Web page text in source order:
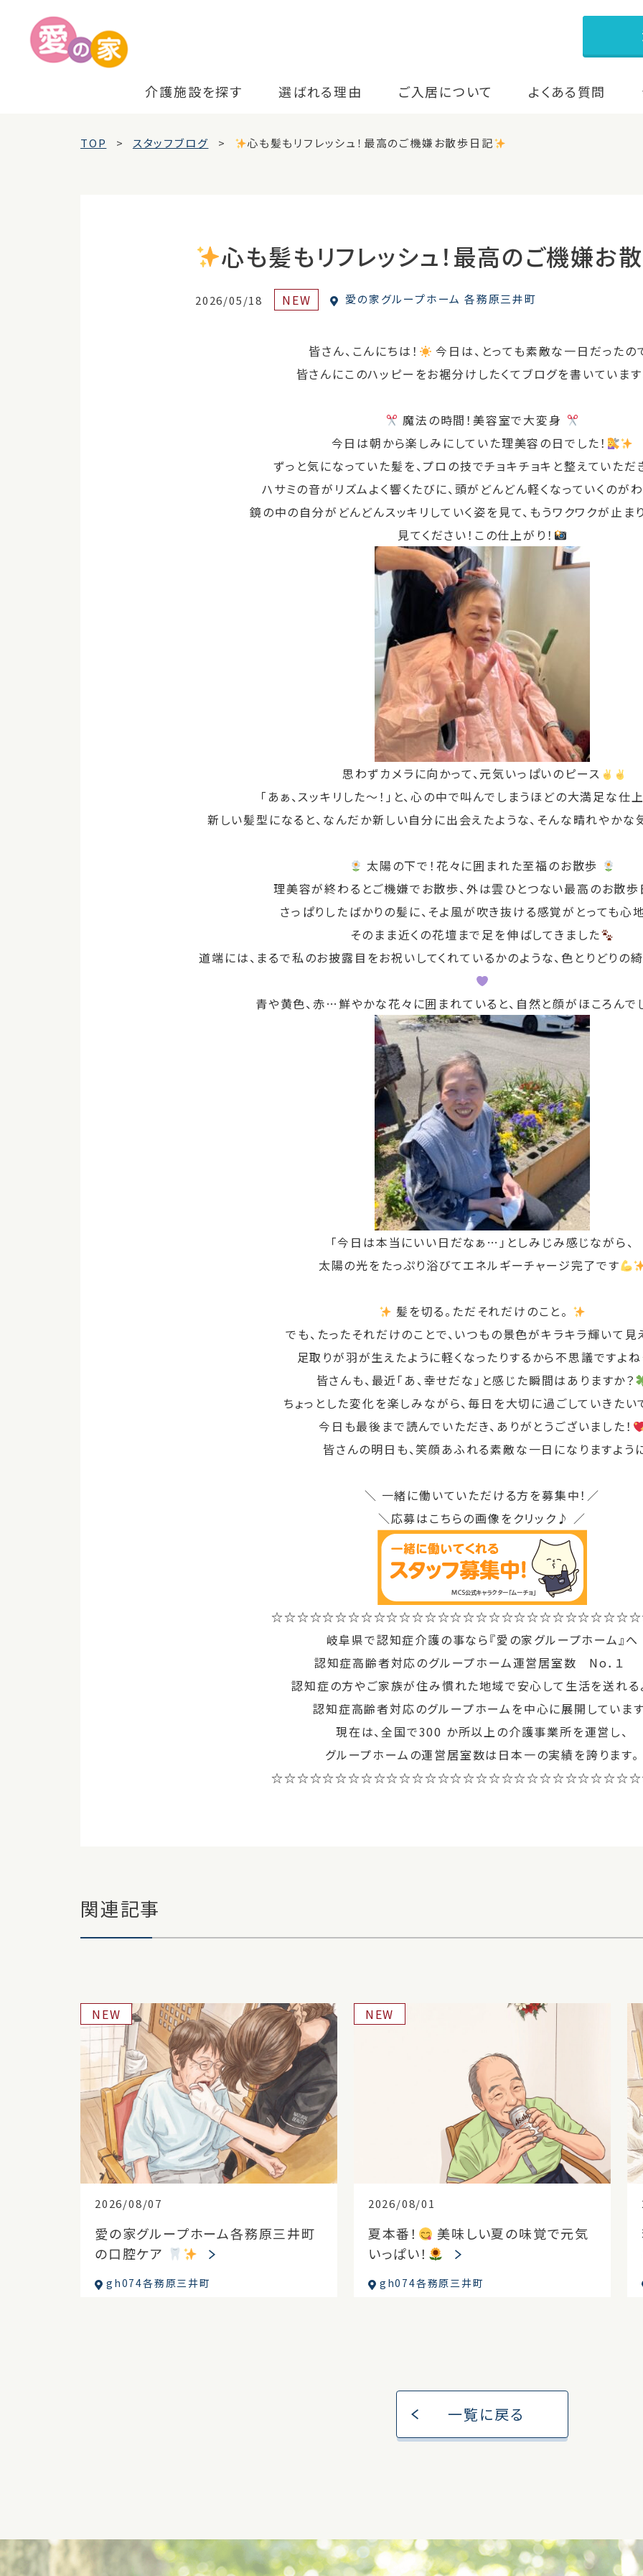
介護施設を探す 選ばれる理由 ご入居について よくある質問
TOP スタッフブログ 心も髪もリフレッシュ！最高のご機嫌お散歩日記
心も髪もリフレッシュ！最高のご機嫌お
2026/05/18 NEW 愛の家グループホーム 各務原三井町
皆さん、こんにちは！
今日は、とっても素敵な一日だったの
皆さんにこのハッピーをお裾分けしたくてブログを書いています
魔法の時間！美容室で大変身
今日は朝から楽しみにしていた理美容の日でした！
ずっと気になっていた髪を、プロの技でチョキチョキと整えていただ
ハサミの音がリズムよく響くたびに、頭がどんどん軽くなっていくのが
鏡の中の自分がどんどんスッキリしていく姿を見て、もうワクワクが止ま
見てください！この仕上がり！
思わずカメラに向かって、元気いっぱいの ピース
「あぁ、スッキリした〜！」と、心の中で叫んでしまうほどの大満足な仕
新しい髪型になると、なんだか新しい自分に出会えたような、そんな晴れやかな
太陽の下で！花々に囲まれた至福のお散歩
理美容が終わるとご機嫌でお散歩、外は雲ひとつない最高のお散歩
さっぱりしたばかりの髪に、そよ風が吹き抜ける感覚がとっても心地
そのまま近くの花壇まで足を伸ばしてきました
道端には、まるで私のお披露目をお祝いしてくれているかのような、色とりどりの
青や黄色、赤… 鮮やかな花々に囲まれていると、自然と顔がほころんで
「今日は本当にいい日だなぁ … 」としみじみ感じながら、
太陽の光をたっぷり浴びてエネルギーチャージ完了です
髪を切る。ただそれだけのこと。
でも、たったそれだけのことで、いつもの景色がキラキラ輝いて見
足取りが羽が生えたように軽くなったりするから不思議ですよね
皆さんも、最近「あ、幸せだな」と感じた瞬間はありますか？
ちょっとした変化を楽しみながら、毎日を大切に過ごしていきたい
今日も最後まで読んでいただき、ありがとうございました！
皆さんの明日も、笑顔あふれる素敵な一日になりますよう
＼ 一緒に働いていただける方を募集中！／
＼応募はこちらの画像をクリック♪ ／
岐阜県で認知症介護の事なら『愛の家グループホーム』へ
認知症高齢者対応のグループホーム運営居室数 No．１
認知症の方やご家族が住み慣れた地域で安心して生活を送れる
認知症⾼齢者対応のグループホームを中心に展開しています
現在は、全国で300 か所以上の介護事業所を運営し、
グループホームの運営居室数は日本一の実績を誇ります。
関連記事
2026/08/07
NEW
愛の家グループホーム各務原三井町
の口腔ケア
gh074各務原三井町
2026/08/01
NEW
夏本番！
美味しい夏の味覚で元気
いっぱい！
gh074各務原三井町
一覧に戻る